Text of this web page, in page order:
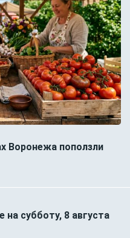
Воронежа поползли
субботу, 8 августа